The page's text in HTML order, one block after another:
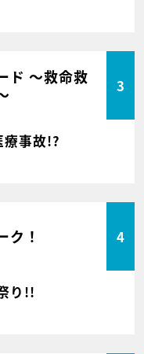
ド ～救命救
3
事故!?
ク！ 4
り!!